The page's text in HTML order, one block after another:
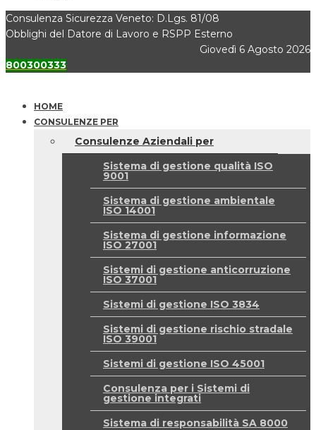
Consulenza Sicurezza Veneto: D.Lgs. 81/08
Obblighi del Datore di Lavoro e RSPP Esterno
Giovedì 6 Agosto 2026
800300333
HOME
CONSULENZE PER
Consulenze Aziendali per
Sistema di gestione qualità ISO
9001
Sistema di gestione ambientale
ISO 14001
Sistema di gestione informazione
ISO 27001
Sistemi di gestione anticorruzione
ISO 37001
Sistemi di gestione ISO 3834
Sistemi di gestione rischio stradale
ISO 39001
Sistemi di gestione ISO 45001
Consulenza per i Sistemi di
gestione integrati
Sistema di responsabilità SA 8000